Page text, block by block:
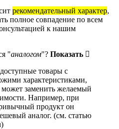
рекомендательный характер,
полное совпадение по всем
к нашим
"аналогом"? Показать
товары с
характеристиками,
заменить желаемый
Например, при
продукт он
аналог. (см. статью
)